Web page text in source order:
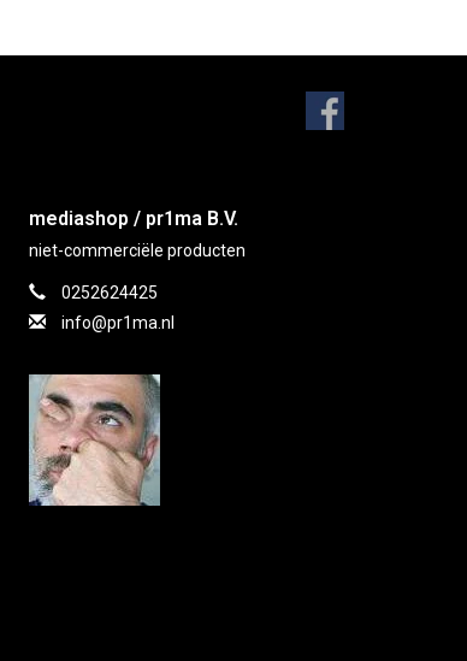
mediashop / pr1ma B.V.
niet-commerciële producten
0252624425
info@pr1ma.nl